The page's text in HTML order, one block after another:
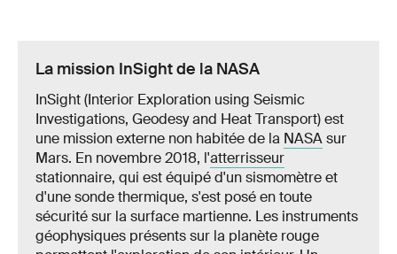
La mission InSight de la NASA
InSight (Interior Exploration using Seismic
Investigations, Geodesy and Heat Transport) est
une mission externe non habitée de la NASAsur
Mars. En novembre 2018, l'atterrisseur
stationnaire, qui est équipé d'un sismomètre et
d'une sonde thermique, s'est posé en toute
sécurité sur la surface martienne. Les instruments
géophysiques présents sur la planète rouge